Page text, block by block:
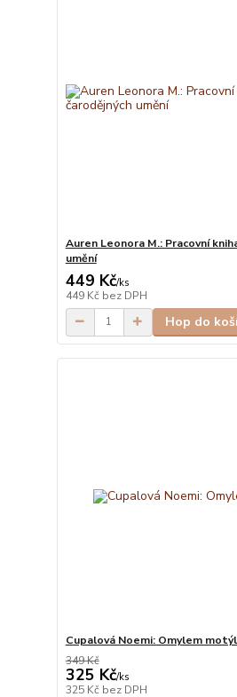
Auren Leonora M.: Pracovní
umění
449 Kč/ks
449 Kč bez DPH
Hop do
Cupalová Noemi: Omylem
349 Kč
325 Kč/ks
325 Kč bez DPH